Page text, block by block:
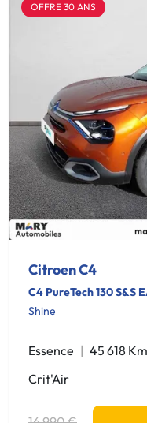
OFFRE 30 ANS
Citroen C4
C4 PureTech 130 S&S
Shine
Essence 45 618 Km
Crit'Air